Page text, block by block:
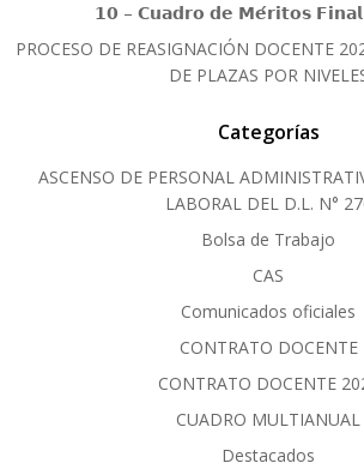
𝟭𝟬 – 𝗖𝘂𝗮𝗱𝗿𝗼 𝗱𝗲 𝗠𝗲́𝗿𝗶𝘁𝗼𝘀
PROCESO DE REASIGNACIÓN DOCENTE
DE PLAZAS POR
Categorías
ASCENSO DE PERSONAL
LABORAL DEL D.L. N°
Bolsa de Trabajo
CAS
Comunicados oficiales
CONTRATO DOCENTE
CONTRATO DOCENTE
CUADRO MULTIANUAL
Destacados